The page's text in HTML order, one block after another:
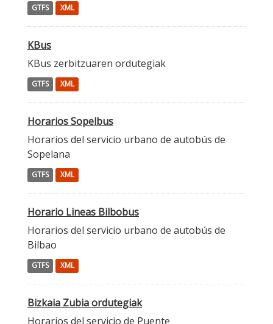
GTFS XML
KBus
KBus zerbitzuaren ordutegiak
GTFS XML
Horarios Sopelbus
Horarios del servicio urbano de autobús de
Sopelana
GTFS XML
Horario Lineas Bilbobus
Horarios del servicio urbano de autobús de
Bilbao
GTFS XML
Bizkaia Zubia ordutegiak
Horarios del servicio de Puente